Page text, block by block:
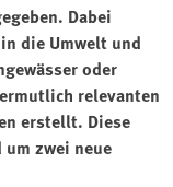
Dabei
die Umwelt und
oder
relevanten
erstellt. Diese
zwei neue